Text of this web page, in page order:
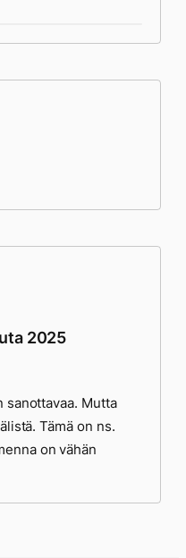
2025
sanottavaa. Mutta
Tämä on ns.
on vähän